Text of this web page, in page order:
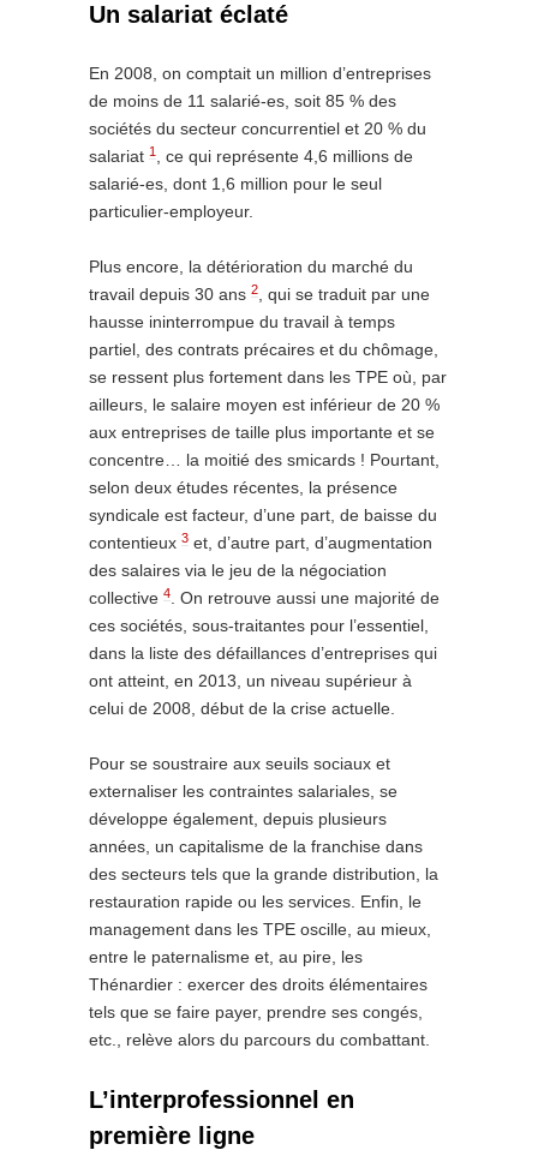
Un salariat éclaté
En 2008, on comptait un million d’entreprises
de moins de 11 salarié-es, soit 85 % des
sociétés du secteur concurrentiel et 20 % du
salariat 1
, ce qui représente 4,6 millions de
salarié-es, dont 1,6 million pour le seul
particulier-employeur.
Plus encore, la détérioration du marché du
travail depuis 30 ans 2
, qui se traduit par une
hausse ininterrompue du travail à temps
partiel, des contrats précaires et du chômage,
se ressent plus fortement dans les TPE où, par
ailleurs, le salaire moyen est inférieur de 20 %
aux entreprises de taille plus importante et se
concentre… la moitié des smicards ! Pourtant,
selon deux études récentes, la présence
syndicale est facteur, d’une part, de baisse du
contentieux 3 et, d’autre part, d’augmentation
des salaires via le jeu de la négociation
collective 4
. On retrouve aussi une majorité de
ces sociétés, sous-traitantes pour l’essentiel,
dans la liste des défaillances d’entreprises qui
ont atteint, en 2013, un niveau supérieur à
celui de 2008, début de la crise actuelle.
Pour se soustraire aux seuils sociaux et
externaliser les contraintes salariales, se
développe également, depuis plusieurs
années, un capitalisme de la franchise dans
des secteurs tels que la grande distribution, la
restauration rapide ou les services. Enfin, le
management dans les TPE oscille, au mieux,
entre le paternalisme et, au pire, les
Thénardier : exercer des droits élémentaires
tels que se faire payer, prendre ses congés,
etc., relève alors du parcours du combattant.
L’interprofessionnel en
première ligne